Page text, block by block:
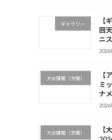
ギャラリー
【
回
ニ
2026
大会情報（主催）
【
ミ
ナ
2026
大会情報（主催）
【